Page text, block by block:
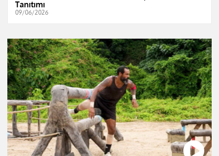
Tanıtımı
09/06/2026